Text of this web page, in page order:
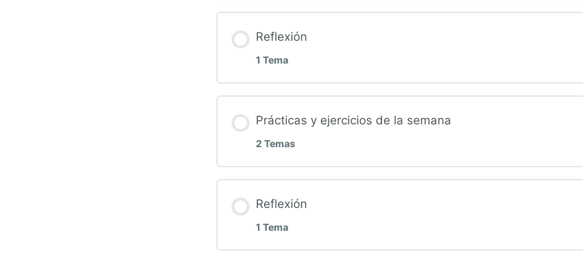
Reflexión
1 Tema
Prácticas y ejercicios de la semana
2 Temas
Reflexión
1 Tema